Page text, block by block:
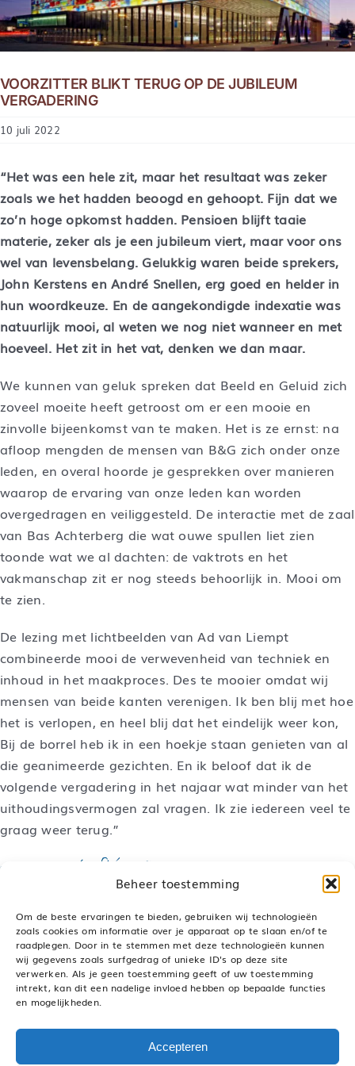
Beheer toestemming
Om de beste ervaringen te bieden, gebruiken wij technologieën
zoals cookies om informatie over je apparaat op te slaan en/of te
raadplegen. Door in te stemmen met deze technologieën kunnen
wij gegevens zoals surfgedrag of unieke ID's op deze site
verwerken. Als je geen toestemming geeft of uw toestemming
intrekt, kan dit een nadelige invloed hebben op bepaalde functies
en mogelijkheden.
Accepteren
VOORZITTER BLIKT TERUG OP DE JUBILEUM
VERGADERING
10 juli 2022
“Het was een hele zit, maar het resultaat was zeker
zoals we het hadden beoogd en gehoopt. Fijn dat we
zo’n hoge opkomst hadden. Pensioen blijft taaie
materie, zeker als je een jubileum viert, maar voor ons
wel van levensbelang. Gelukkig waren beide sprekers,
John Kerstens en André Snellen, erg goed en helder in
hun woordkeuze. En de aangekondigde indexatie was
natuurlijk mooi, al weten we nog niet wanneer en met
hoeveel. Het zit in het vat, denken we dan maar.
We kunnen van geluk spreken dat Beeld en Geluid zich
zoveel moeite heeft getroost om er een mooie en
zinvolle bijeenkomst van te maken. Het is ze ernst: na
afloop mengden de mensen van B&G zich onder onze
leden, en overal hoorde je gesprekken over manieren
waarop de ervaring van onze leden kan worden
overgedragen en veiliggesteld. De interactie met de zaal
van Bas Achterberg die wat ouwe spullen liet zien
toonde wat we al dachten: de vaktrots en het
vakmanschap zit er nog steeds behoorlijk in. Mooi om
te zien.
De lezing met lichtbeelden van Ad van Liempt
combineerde mooi de verwevenheid van techniek en
inhoud in het maakproces. Des te mooier omdat wij
mensen van beide kanten verenigen. Ik ben blij met hoe
het is verlopen, en heel blij dat het eindelijk weer kon,
Bij de borrel heb ik in een hoekje staan genieten van al
die geanimeerde gezichten. En ik beloof dat ik de
volgende vergadering in het najaar wat minder van het
uithoudingsvermogen zal vragen. Ik zie iedereen veel te
graag weer terug.”
Deel dit bericht, kies je platform!
LinkedInWhatsApp
Pinterest
E-
mail